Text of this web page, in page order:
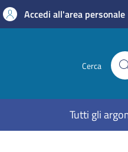
Accedi all'area personale
Cerca
Tutti gli